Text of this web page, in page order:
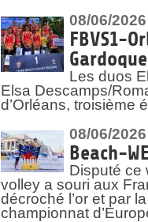
08/06/2026
FBVS1-
Les duos
Elsa Descamps/
d’Orléans, troisième
08/06/2026
Beach-
Disputé ce
volley a souri aux
décroché l’or et par
championnat